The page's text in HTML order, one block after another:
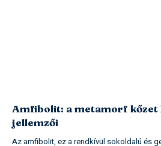
Amfibolit: a metamorf kőzet
jellemzői
Az amfibolit, ez a rendkívül sokoldalú és